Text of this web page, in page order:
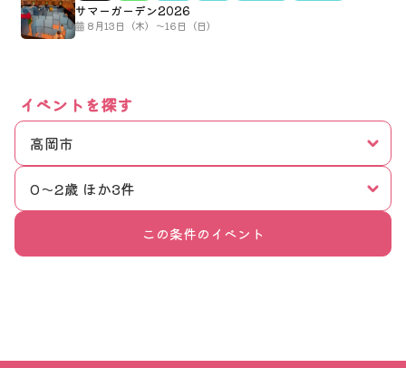
サマーガーデン2026
8月13日（木）～16日（日）
イベントを探す
高岡市
0〜2歳 ほか3件
この条件のイベント